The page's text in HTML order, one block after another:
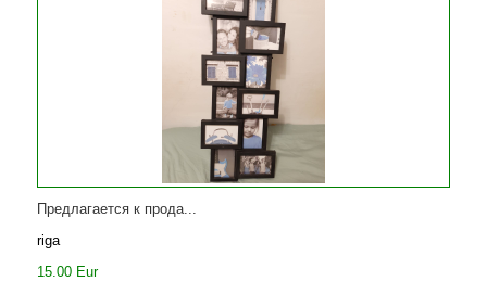
Предлагается к прода...
riga
15.00 Eur